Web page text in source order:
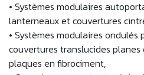
• Systèmes modulaires
lanterneaux et couvertures
• Systèmes modulaires
couvertures translucides
plaques en fibrociment,